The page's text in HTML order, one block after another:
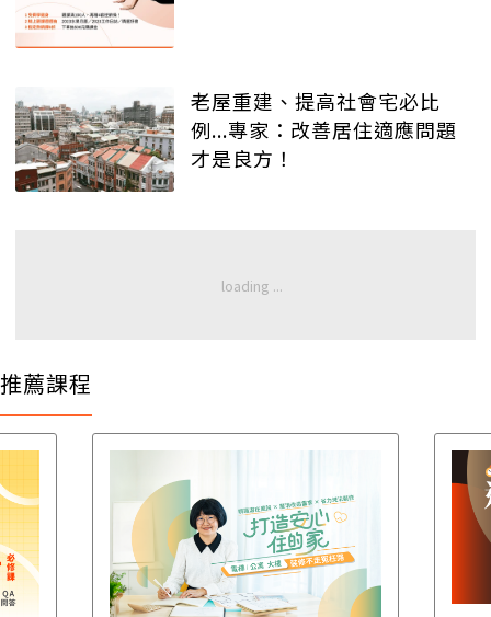
老屋重建、提高社會宅必比
例...專家：改善居住適應問題
才是良方！
推薦課程